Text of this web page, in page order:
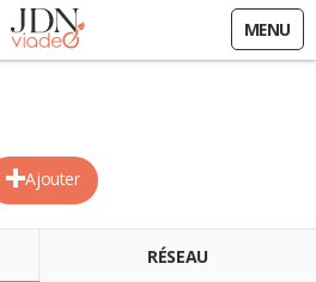
MENU
Ajouter
RÉSEAU